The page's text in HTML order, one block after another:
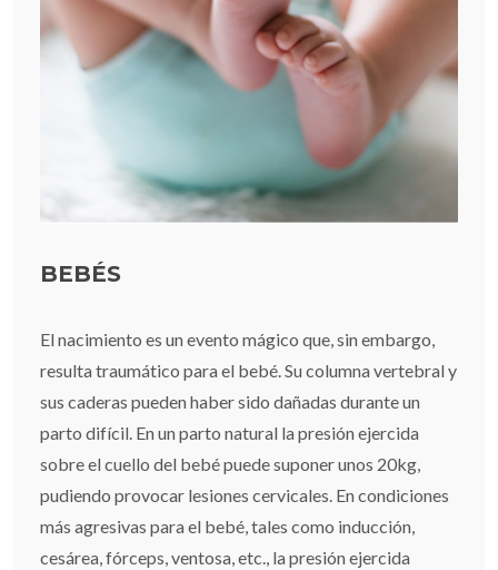
BEBÉS
El nacimiento es un evento mágico que, sin embargo,
resulta traumático para el bebé. Su columna vertebral y
sus caderas pueden haber sido dañadas durante un
parto difícil. En un parto natural la presión ejercida
sobre el cuello del bebé puede suponer unos 20kg,
pudiendo provocar lesiones cervicales. En condiciones
más agresivas para el bebé, tales como inducción,
cesárea, fórceps, ventosa, etc., la presión ejercida